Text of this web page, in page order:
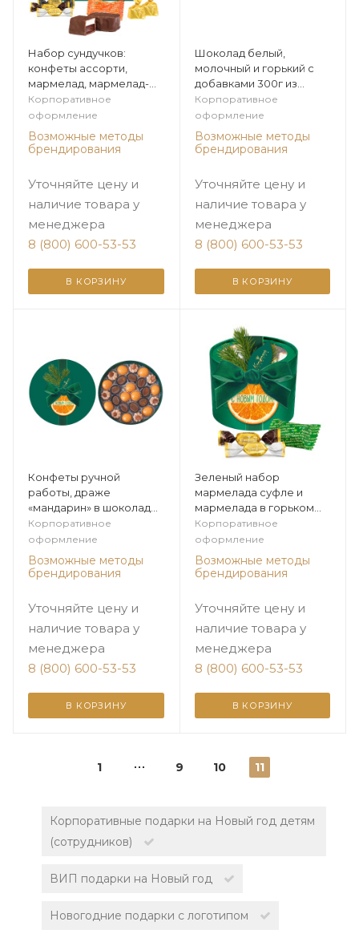
Набор сундучков:
конфеты ассорти,
мармелад, мармелад-
суфле 250г из коллекции
Цитрусовая зима
Корпоративное
оформление
Возможные методы
брендирования
Уточняйте цену и
наличие товара у
менеджера
8 (800) 600-53-53
В КОРЗИНУ
Шоколад белый,
молочный и горький с
добавками 300г из
коллекции Цитрусовая
зима
Корпоративное
оформление
Возможные методы
брендирования
Уточняйте цену и
наличие товара у
менеджера
8 (800) 600-53-53
В КОРЗИНУ
Конфеты ручной
работы, драже
«мандарин» в шоколаде
из коллекции
Цитрусовая зима
Корпоративное
оформление
Возможные методы
брендирования
Уточняйте цену и
наличие товара у
менеджера
8 (800) 600-53-53
В КОРЗИНУ
Зеленый набор
мармелада суфле и
мармелада в горьком
шоколаде 240г
Корпоративное
оформление
Возможные методы
брендирования
Уточняйте цену и
наличие товара у
менеджера
8 (800) 600-53-53
В КОРЗИНУ
1 9 10 11
Корпоративные подарки на Новый год детям
(сотрудников)
ВИП подарки на Новый год
Новогодние подарки с логотипом